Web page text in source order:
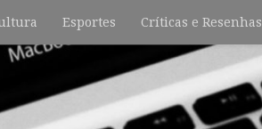
Esportes Críticas e Resenhas